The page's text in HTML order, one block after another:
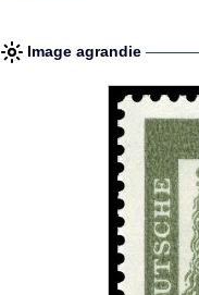
Image agrandie